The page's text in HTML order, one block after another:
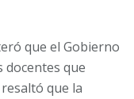
que el Gobierno
docentes que
que la